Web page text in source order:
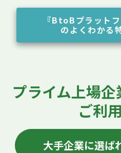
『BtoBプラット
のよくわかる
プライム上場企
ご利
大手企業に選ば